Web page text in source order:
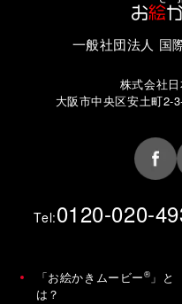
一般社団法人 国
株式会社
大阪市中央区安土町2-
Tel:0120-020-
「お絵かきムービー® 」と
は？